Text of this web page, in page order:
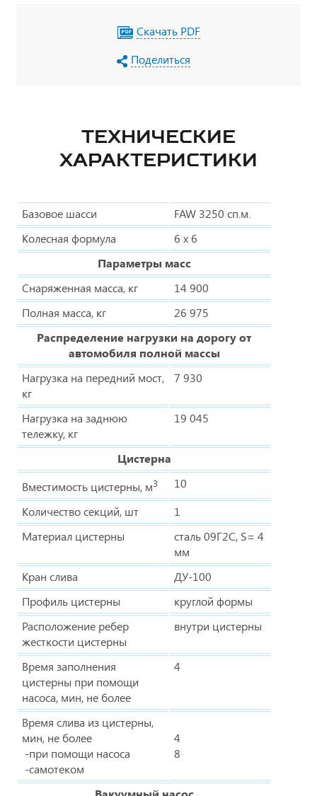
Скачать PDF
Поделиться
ТЕХНИЧЕСКИЕ
ХАРАКТЕРИСТИКИ
Базовое шасси
FAW 3250 сп.м.
Колесная формула
6 x 6
Параметры масс
Снаряженная масса, кг
14 900
Полная масса, кг
26 975
Распределение нагрузки на дорогу от
автомобиля полной массы
Нагрузка на передний мост,
кг
7 930
Нагрузка на заднюю
тележку, кг
19 045
Цистерна
Вместимость цистерны, м3
10
Количество секций, шт
1
Материал цистерны
сталь 09Г2С, S= 4
мм
Кран слива
ДУ-100
Профиль цистерны
круглой формы
Расположение ребер
жесткости цистерны
внутри цистерны
Время заполнения
цистерны при помощи
насоса, мин, не более
4
Время слива из цистерны,
мин, не более
-при помощи насоса
-самотеком
4
8